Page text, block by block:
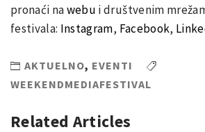
pronaći nawebu i društvenim
festivala: Instagram, Facebook,
AKTUELNO, EVENTI
WEEKENDMEDIAFESTIVAL
Related Articles